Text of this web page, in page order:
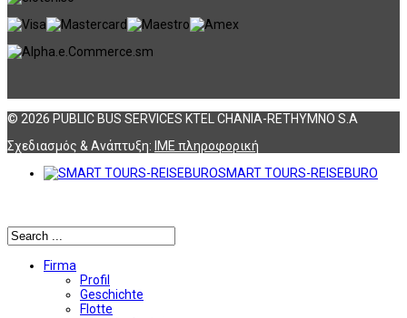
© 2026 PUBLIC BUS SERVICES KTEL CHANIA-RETHYMNO S.A
Σχεδιασμός & Ανάπτυξη: ΙΜΕ πληροφορική
SMART TOURS-REISEBURO
Firma
Profil
Geschichte
Flotte